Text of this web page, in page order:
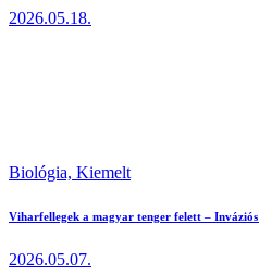
2026.05.18.
Biológia, Kiemelt
Viharfellegek a magyar tenger felett –
2026.05.07.